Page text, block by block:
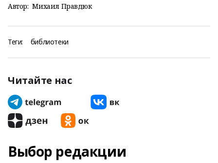
Автор: Михаил Правдюк
Теги: библиотеки
Читайте нас
Выбор редакции